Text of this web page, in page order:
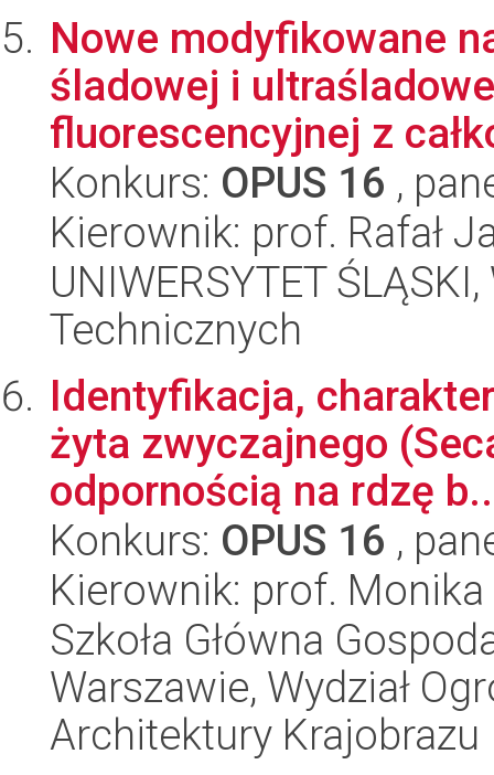
Nowe modyfikowane
śladowej i
fluorescencyjnej z
Konkurs: OPUS 16 ,
Kierownik: prof. Rafał
UNIWERSYTET
Technicznych
Identyfikacja,
żyta zwyczajnego
odpornością na rdzę
Konkurs: OPUS 16 ,
Kierownik: prof.
Szkoła Główna
Warszawie, Wydział
Architektury Krajobrazu